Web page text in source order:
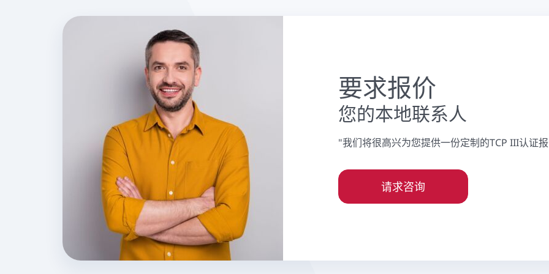
要求报价
您的本地联系人
"我们将很高兴为您提供一份定制的TCP III认证
请求咨询